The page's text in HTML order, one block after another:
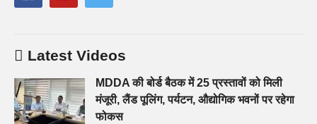
Latest Videos
MDDA की बोर्ड बैठक में 25 प्रस्तावों को मिली
मंजूरी, लैंड पूलिंग, पर्यटन, औद्योगिक भवनों पर रहेगा
फोकस